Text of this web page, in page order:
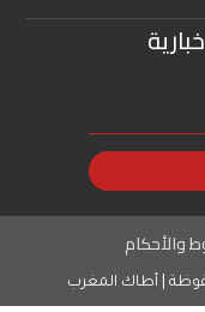
والأحكام